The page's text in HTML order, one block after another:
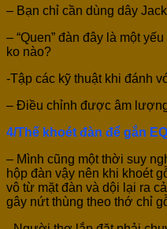
– Bạn chỉ cần dùng dây
– “Quen” đàn đây là một
ko nào?
-Tập các kỹ thuật khi đánh
– Điều chỉnh được âm
4/Thế khoét đàn để gắn
– Mình cũng một thời suy
hộp đàn vậy nên khi khoét
vô từ mặt đàn và dội lại ra
gây nứt thùng theo thớ chỉ